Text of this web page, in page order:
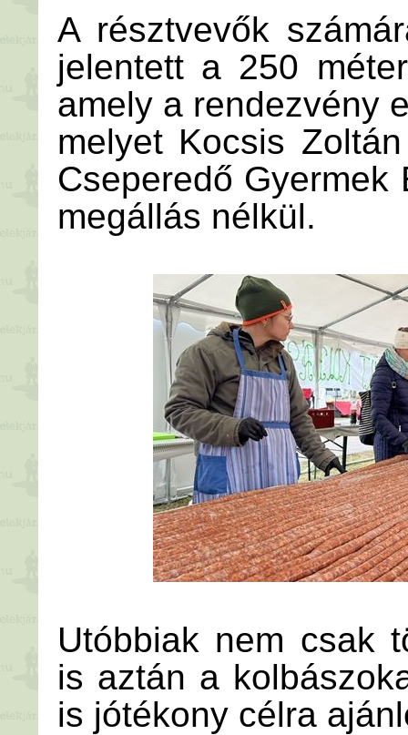
A résztvevők
jelentett a 250
amely a rendezvény
melyet Kocsis
Cseperedő
megállás nélkül.
Utóbbiak nem csak
is aztán a
is jótékony célra